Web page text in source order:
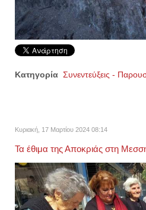
Κατηγορία Συνεντεύξεις -
Κυριακή, 17 Μαρτίου 2024 08:14
Τα έθιμα της Αποκριάς στη